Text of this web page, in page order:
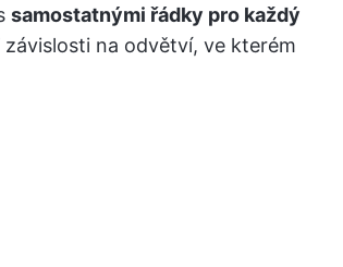
samostatnými řádky pro každý
závislosti na odvětví, ve kterém